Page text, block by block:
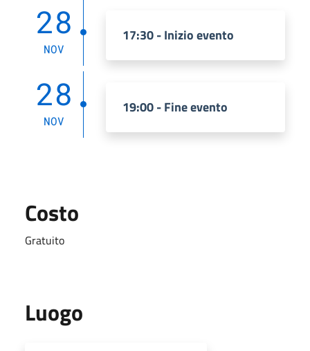
28
NOV
17:30 - Inizio evento
28
NOV
19:00 - Fine evento
Costo
Gratuito
Luogo